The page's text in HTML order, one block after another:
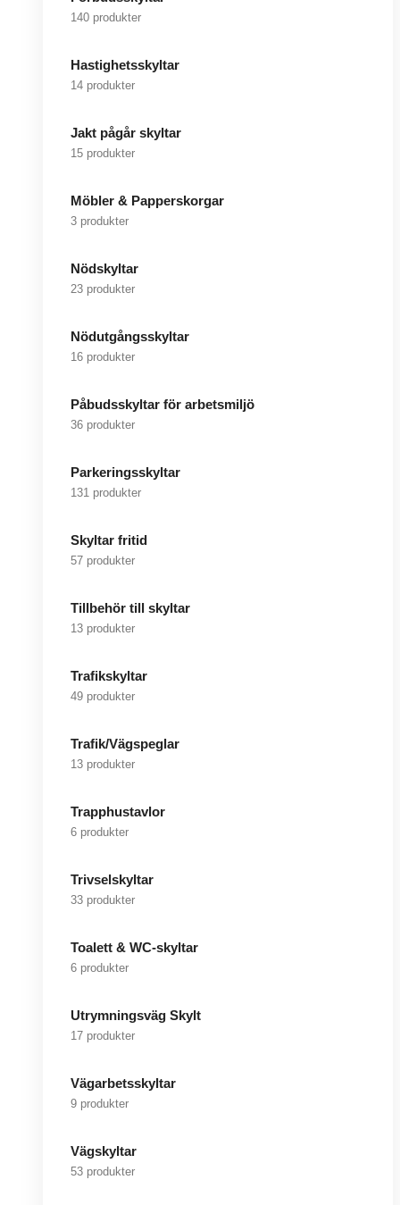
140 produkter
Hastighetsskyltar
14 produkter
Jakt pågår skyltar
15 produkter
Möbler & Papperskorgar
3 produkter
Nödskyltar
23 produkter
Nödutgångsskyltar
16 produkter
Påbudsskyltar för arbetsmiljö
36 produkter
Parkeringsskyltar
131 produkter
Skyltar fritid
57 produkter
Tillbehör till skyltar
13 produkter
Trafikskyltar
49 produkter
Trafik/Vägspeglar
13 produkter
Trapphustavlor
6 produkter
Trivselskyltar
33 produkter
Toalett & WC-skyltar
6 produkter
Utrymningsväg Skylt
17 produkter
Vägarbetsskyltar
9 produkter
Vägskyltar
53 produkter